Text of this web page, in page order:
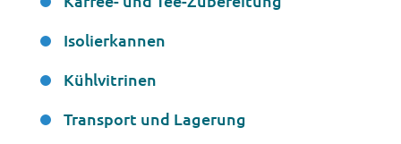
Isolierkannen
Kühlvitrinen
Transport und Lagerung